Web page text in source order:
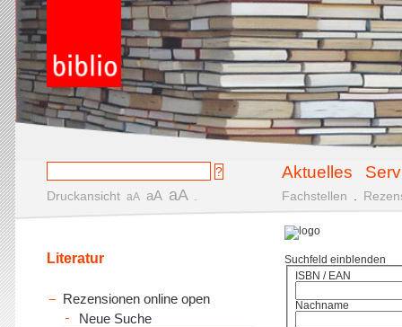
Aktuelles
Druckansicht aA aA aA Fachstellen
Suchfeld einblenden
ISBN / EAN
Nachname
Literatur
Rezensionen online open
Neue Suche